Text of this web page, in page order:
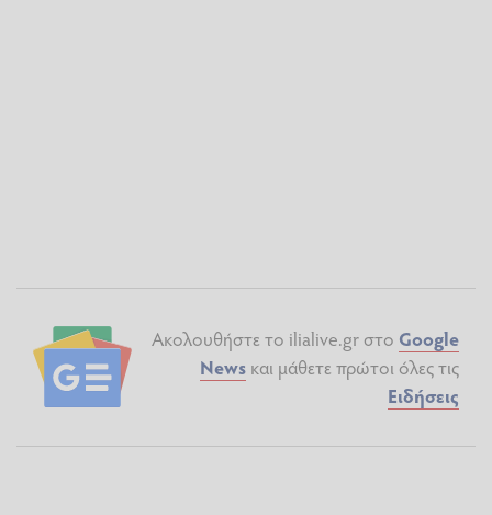
Ακολουθήστε το ilialive.gr στο Google
News και μάθετε πρώτοι όλες τις
Ειδήσεις